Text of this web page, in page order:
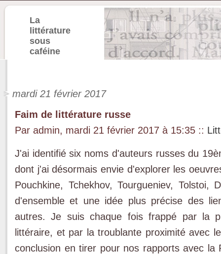
La
littérature
sous
caféine
mardi 21 février 2017
Faim de littérature russe
Par admin, mardi 21 février 2017 à 15:35 ::
J'ai identifié six noms d'auteurs russes du
dont j'ai désormais envie d'explorer les
Pouchkine, Tchekhov, Tourgueniev,
d'ensemble et une idée plus précise des
autres. Je suis chaque fois frappé par la
littéraire, et par la troublante proximité avec
conclusion en tirer pour nos rapports avec